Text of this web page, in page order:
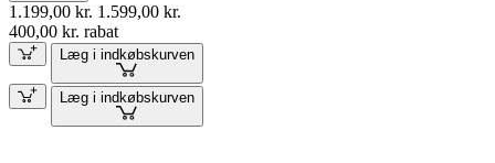
1.199,00 kr. 1.599,00 kr.
400,00 kr. rabat
Læg i indkøbskurven
Læg i indkøbskurven